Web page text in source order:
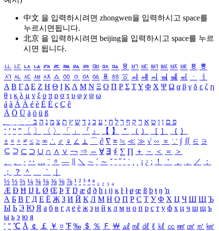
中文 을 입력하시려면 zhongwen을 입력하시고 space를
누르시면됩니다.
北京 을 입력하시려면 beijing을 입력하시고 space를 누르
시면 됩니다.
ㅥ ㅦ ㅧ ㅨ ㅩ ㅪ ㅫ ㅬ ㅭ ㅮ ㅯ ㅰ ㅱ ㅲ ㅳ ㅴ ㅵ ㅶ ㅷ ㅸ
ㅹ
ㅺ ㅻ ㅼ ㅽ ㅾ ㅿ ㆀ ㆁ ㆂ ㆃ ㆄ ㆅ ㆆ ㆇ ㆈ ㆉ ㆊ ㆋ ㆌ ㆍ
ㆎ
Α Β ΓΔ Ε Ζ Η Θ Ι ΚΛ Μ Ν Ξ Ο Π Ρ Σ ΤΥ Φ Χ Ψ Ω α β γ δ ε ζ η
θ ι κ λ μ ν ξ ο π ρ σ τ υ φ χ ψ ω
á à Á À é è É È ç Ç ê
Ä Ö Ü ä ö ü ß
ִֶֹ ֻּ ׁׂ פ ם ן ו ט א ר ק ף ך ל ח י ע כ ג ד ש ץ ת צ מ נ ה ב
‘ ’ “ ” 〔 〕 〈 〉 「 」 『 』 【 】 ＂ （ ） ［ ］ ｛ ｝
± × ÷ ≠ ≤ ≥ ∞ ∴ ♂ ♀ ∠ ⊥ ⌒ ∂ ∇ ≡ ≒ ≪ ≫ √ ∽ ∝ ∵ ∫ ∬ ∈ ∋
⊆ ⊇ ⊂ ⊃ ∪ ∩ ∧ ∨ ￢ ⇒ ⇔ ∀ ∃ ∮ ∑ ∏ ＋ － ＜ ＝
＞
、
。 · ‥ … ¨ 〃 ― ＼ ∼ ´ ～ ˇ ˘ ˝ ˚ ˙ ¸ ¡ ¿ ː ！ ＇ ， ． ／
：
；
？ ＾ ｀
½ ⅓ ⅔ ¼ ¾ ⅛ ⅜ ⅝ ⅞ ¹ ² ³ ⁴ ⁿ ₁ ₂ ₃ ₄
Æ Ð Ħ Ĳ Ł Ø Œ Þ Ŧ Ŋ æ đ ð ħ ı ĳ ĸ ŀ ł ø œ ß þ ŧ ŋ ŉ
А Б В Г Д Е Ё Ж З И Й К Л М Н О П Р С Т У Ф Х Ц Ч Ш Щ Ъ
Ы Ь Э Ю Я а б в г д е ё ж з и й к л м н о п р с т у ф х ц ч ш щ ъ
ы ь э ю я
′ ″ ℃ Å ￠ ￡ ￥ ¤ ℉ ‰ ＄ ％ Ｆ ￦ ㎕ ㎖ ㎗ ℓ ㎘ ㏄ ㎣ ㎤ ㎥ ㎦